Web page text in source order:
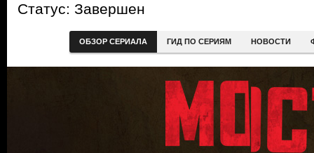
Статус: Завершен
ОБЗОР СЕРИАЛА ГИД ПО СЕРИЯМ НОВОСТИ